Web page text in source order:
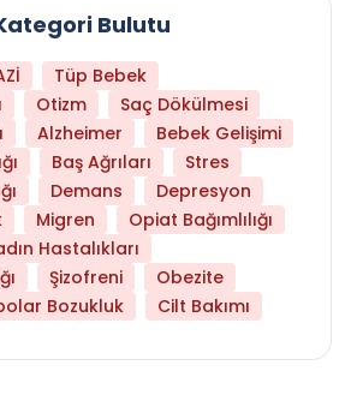
Bulutu
Tüp Bebek
Otizm
Saç Dökülmesi
Alzheimer
Bebek Gelişimi
Baş Ağrıları
Stres
Demans
Depresyon
Migren
Opiat Bağımlılığı
Hastalıkları
Şizofreni
Obezite
Bozukluk Cilt Bakımı